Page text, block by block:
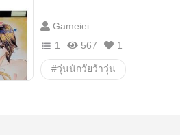
Gameiei
1
567 1
#วุ่นนักวัยว้าวุ่น